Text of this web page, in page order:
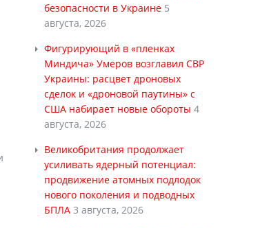
безопасности в Украине 5
августа, 2026
Фигурирующий в «пленках
Миндича» Умеров возглавил СВР
Украины: расцвет дроновых
сделок и «дроновой паутины» с
США набирает новые обороты 4
августа, 2026
Великобритания продолжает
усиливать ядерный потенциал:
продвижение атомных подлодок
нового поколения и подводных
БПЛА 3 августа, 2026